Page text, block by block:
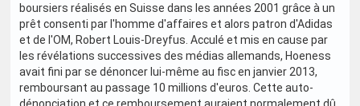
boursiers réalisés en Suisse dans les années 2001 grâce à un
prêt consenti par l'homme d'affaires et alors patron d'Adidas
et de l'OM, Robert Louis-Dreyfus. Acculé et mis en cause par
les révélations successives des médias allemands, Hoeness
avait fini par se dénoncer lui-même au fisc en janvier 2013,
remboursant au passage 10 millions d'euros. Cette auto-
dénonciation et ce remboursement auraient normalement dû